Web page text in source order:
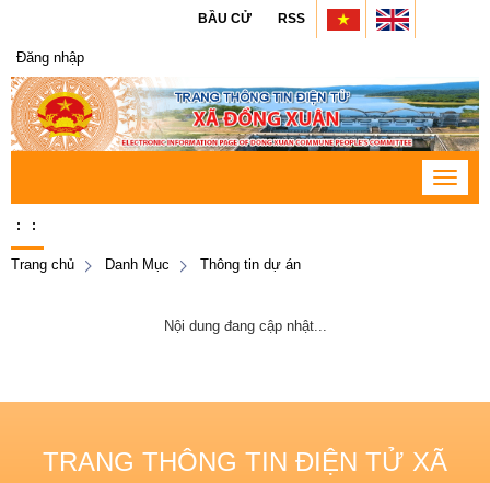
BẦU CỬ RSS
Đăng nhập
Toggle
: :
Trang chủ Danh Mục Thông tin dự án
Nội dung đang cập nhật...
TRANG THÔNG TIN ĐIỆN TỬ XÃ